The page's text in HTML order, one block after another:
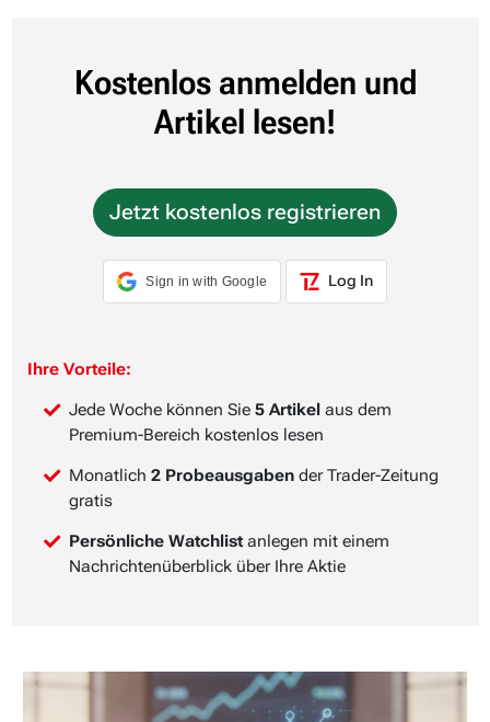
Kostenlos anmelden und
Artikel lesen!
Jetzt kostenlos registrieren
Sign in with Google Log In
Ihre Vorteile:
Jede Woche können Sie 5 Artikel aus dem
Premium-Bereich kostenlos lesen
Monatlich 2 Probeausgaben der Trader-Zeitung
gratis
Persönliche Watchlist anlegen mit einem
Nachrichtenüberblick über Ihre Aktie